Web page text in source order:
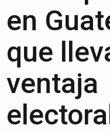
en
que
ventaja